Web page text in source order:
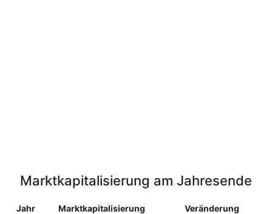
Marktkapitalisierung am Jahresende
Jahr Marktkapitalisierung Veränderung